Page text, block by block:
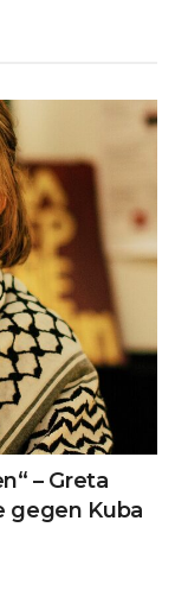
– Greta
gegen Kuba